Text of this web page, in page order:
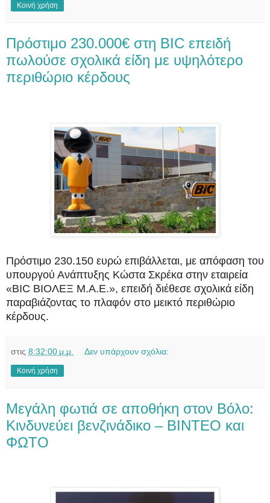
Κοινή χρήση
Πρόστιμο 230.000€ στη BIC επειδή
πωλούσε σχολικά είδη με υψηλότερο
περιθώριο κέρδους
Πρόστιμο 230.150 ευρώ επιβάλλεται, με απόφαση του
υπουργού Ανάπτυξης Κώστα Σκρέκα στην εταιρεία
«BIC ΒΙΟΛΕΞ Μ.Α.Ε.», επειδή διέθεσε σχολικά είδη
παραβιάζοντας το πλαφόν στο μεικτό περιθώριο
κέρδους.
στις 8:32:00 μ.μ. Δεν υπάρχουν σχόλια:
Κοινή χρήση
Μεγάλη φωτιά σε αποθήκη στον Βόλο:
Κινδυνεύει βενζινάδικο – ΒΙΝΤΕΟ και
ΦΩΤΟ